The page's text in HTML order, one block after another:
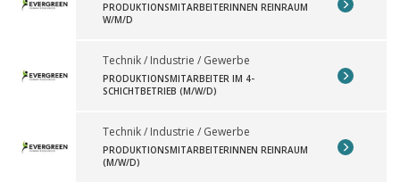
PRODUKTIONSMITARBEITERINNEN REINRAUM
W/M/D
Technik / Industrie / Gewerbe
PRODUKTIONSMITARBEITER IM 4-
SCHICHTBETRIEB (M/W/D)
Technik / Industrie / Gewerbe
PRODUKTIONSMITARBEITERINNEN REINRAUM
(M/W/D)